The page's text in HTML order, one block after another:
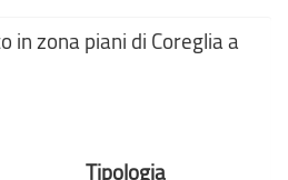
in zona piani di Coreglia a
Tipologia